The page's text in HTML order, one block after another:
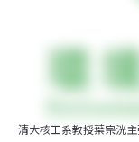
清大核工系教授葉宗洸